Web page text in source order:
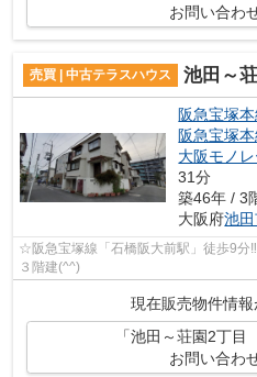
お問い合わ
売買 | 中古テラスハウス 池田～
阪急宝塚
阪急宝塚
大阪モノ
31分
築46年 / 3
大阪府池
☆阪急宝塚線「石橋阪大前駅」徒歩9
３階建(^^)
現在販売物件情報
「池田～荘園2丁
お問い合わ